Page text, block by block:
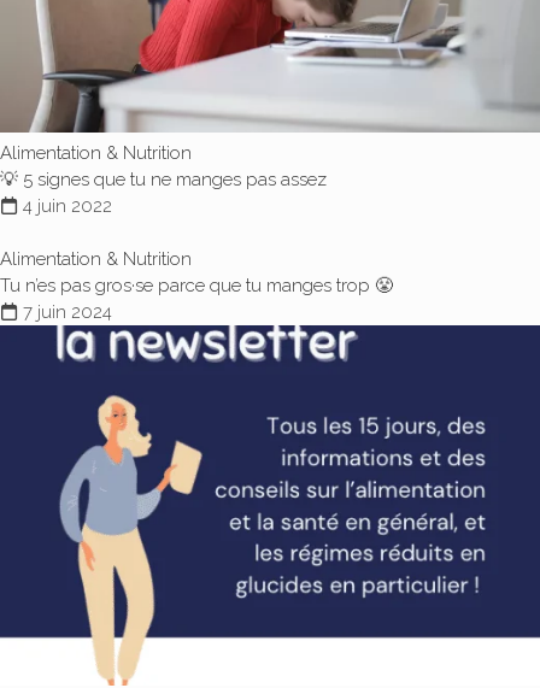
Alimentation & Nutrition
💡 5 signes que tu ne manges pas assez
4 juin 2022
Alimentation & Nutrition
Tu n’es pas gros·se parce que tu manges trop 😤
7 juin 2024